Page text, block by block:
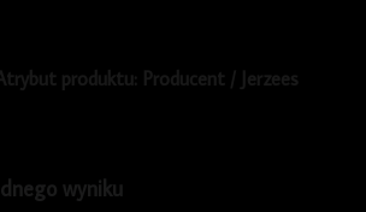
produktu: Producent / Jerzees
wyniku